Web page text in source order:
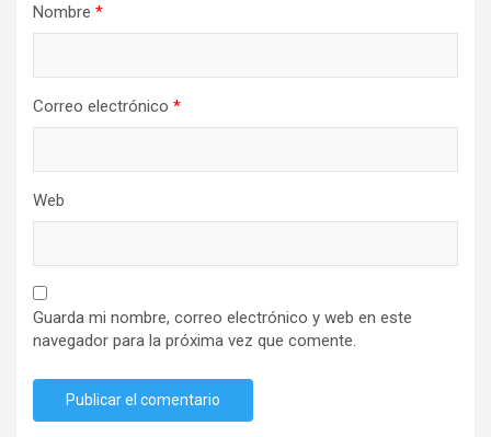
Nombre *
Correo electrónico *
Web
Guarda mi nombre, correo electrónico y web en este
navegador para la próxima vez que comente.